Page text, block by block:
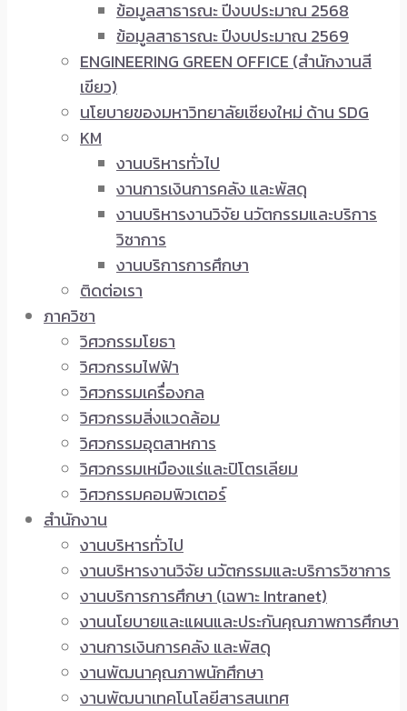
ข้อมูลสาธารณะ ปีงบประมาณ 2568
ข้อมูลสาธารณะ ปีงบประมาณ 2569
ENGINEERING GREEN OFFICE (สำนักงานสี
เขียว)
นโยบายของมหาวิทยาลัยเชียงใหม่ ด้าน SDG
KM
งานบริหารทั่วไป
งานการเงินการคลัง และพัสดุ
งานบริหารงานวิจัย นวัตกรรมและบริการ
วิชาการ
งานบริการการศึกษา
ติดต่อเรา
ภาควิชา
วิศวกรรมโยธา
วิศวกรรมไฟฟ้า
วิศวกรรมเครื่องกล
วิศวกรรมสิ่งแวดล้อม
วิศวกรรมอุตสาหการ
วิศวกรรมเหมืองแร่และปิโตรเลียม
วิศวกรรมคอมพิวเตอร์
สำนักงาน
งานบริหารทั่วไป
งานบริหารงานวิจัย นวัตกรรมและบริการวิชาการ
งานบริการการศึกษา (เฉพาะ Intranet)
งานนโยบายและแผนและประกันคุณภาพการศึกษา
งานการเงินการคลัง และพัสดุ
งานพัฒนาคุณภาพนักศึกษา
งานพัฒนาเทคโนโลยีสารสนเทศ